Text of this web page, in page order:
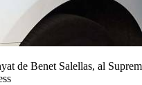
de Benet Salellas, al